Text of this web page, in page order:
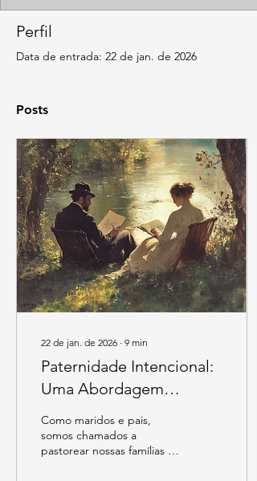
Perfil
Data de entrada: 22 de jan. de 2026
Posts
22 de jan. de 2026 ∙ 9 min
Paternidade Intencional:
Uma Abordagem
Deliberada para Guiar
Nossas Filhas no
Namoro
Como maridos e pais,
somos chamados a
pastorear nossas famílias —